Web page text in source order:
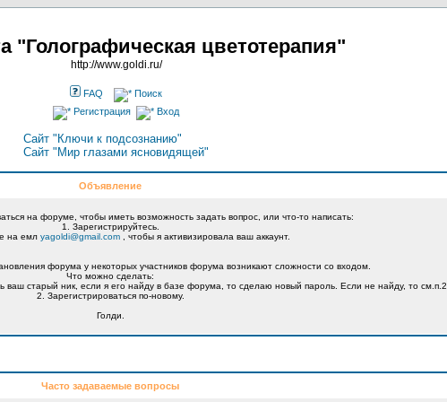
"Голографическая цветотерапия"
http://www.goldi.ru/
FAQ
Поиск
Регистрация
Вход
Сайт "Ключи к подсознанию"
Сайт "Мир глазами ясновидящей"
Объявление
на форуме, чтобы иметь возможность задать вопрос, или что-то написать:
1. Зарегистрируйтесь.
на емл yagoldi@gmail.com , чтобы я активизировала ваш аккаунт.
форума у некоторых участников форума возникают сложности со входом.
Что можно сделать:
ваш старый ник, если я его найду в базе форума, то сделаю новый пароль. Если не найду, то см.п.2
2. Зарегистрироваться по-новому.
Голди.
Часто задаваемые вопросы